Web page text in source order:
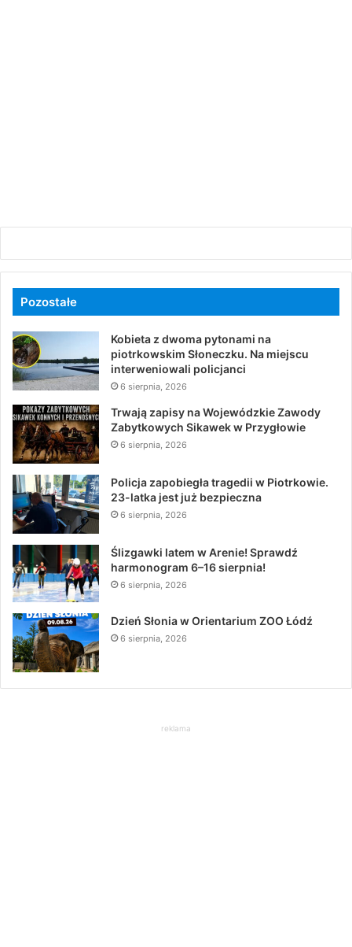
Pozostałe
Kobieta z dwoma pytonami na
piotrkowskim Słoneczku. Na miejscu
interweniowali policjanci
6 sierpnia, 2026
Trwają zapisy na Wojewódzkie Zawody
Zabytkowych Sikawek w Przygłowie
6 sierpnia, 2026
Policja zapobiegła tragedii w Piotrkowie.
23-latka jest już bezpieczna
6 sierpnia, 2026
Ślizgawki latem w Arenie! Sprawdź
harmonogram 6–16 sierpnia!
6 sierpnia, 2026
Dzień Słonia w Orientarium ZOO Łódź
6 sierpnia, 2026
reklama